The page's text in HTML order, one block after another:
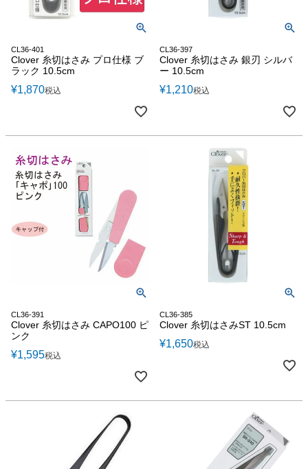
CL36-401
Clover 糸切はさみ プロ仕様 ブ
ラック 10.5cm
¥1,870税込
CL36-397
Clover 糸切はさみ 銀刃 シルバ
ー 10.5cm
¥1,210税込
CL36-391
Clover 糸切はさみ CAPO100 ピ
ンク
¥1,595税込
CL36-385
Clover 糸切はさみST 10.5cm
¥1,650税込